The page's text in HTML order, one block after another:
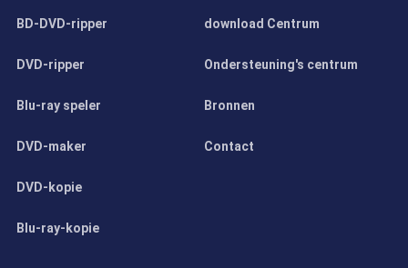
BD-DVD-ripper
DVD-ripper
Blu-ray speler
DVD-maker
DVD-kopie
Blu-ray-kopie
download Centrum
Ondersteuning's centrum
Bronnen
Contact